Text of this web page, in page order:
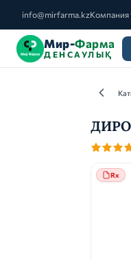
info@mirfarma.kzКомпания
Мир-Фарма
ДЕНСАУЛЫҚ
Rx